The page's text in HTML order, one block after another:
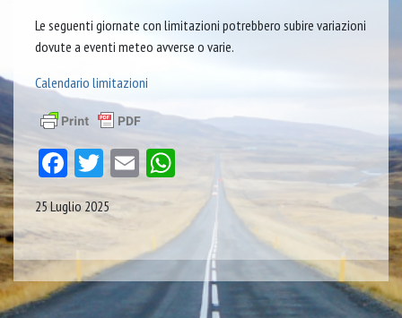
Le seguenti giornate con limitazioni potrebbero subire variazioni
dovute a eventi meteo avverse o varie.
Calendario limitazioni
Facebook
Twitter
Email WhatsApp
25 Luglio 2025